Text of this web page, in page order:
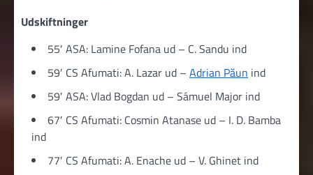
Udskiftninger
55′ ASA: Lamine Fofana ud – C. Sandu ind
59′ CS Afumati: A. Lazar ud – Adrian Păun ind
59′ ASA: Vlad Bogdan ud – Sámuel Major ind
67′ CS Afumati: Cosmin Atanase ud – I. D. Bamba
ind
77′ CS Afumati: A. Enache ud – V. Ghinet ind